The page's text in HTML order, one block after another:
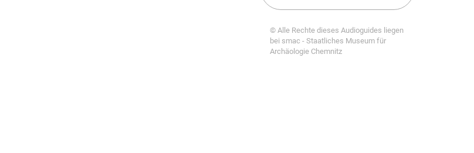
© Alle Rechte dieses Audioguides liegen
bei smac - Staatliches Museum für
Archäologie Chemnitz